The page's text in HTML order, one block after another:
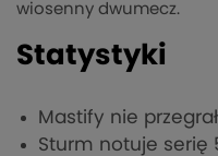
wiosenny dwumecz.
Statystyki
Mastify nie
Sturm notuje serię